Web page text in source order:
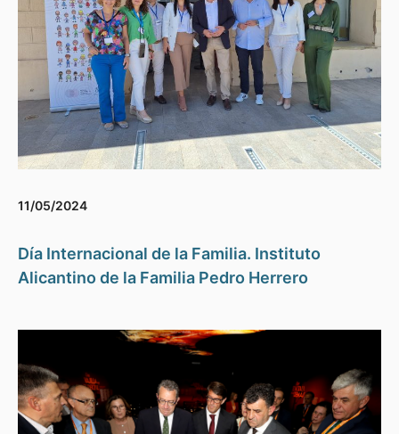
11/05/2024
Día Internacional de la Familia. Instituto
Alicantino de la Familia Pedro Herrero